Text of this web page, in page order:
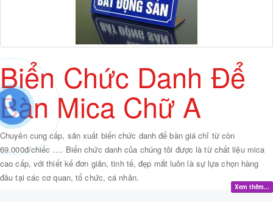
Biển Chức Danh Để
Bàn Mica Chữ A
Chuyên cung cấp, sản xuất biển chức danh để bàn giá chỉ từ còn
69.000đ/chiếc …. Biển chức danh của chúng tôi được là từ chất liệu mica
cao cấp, với thiết kế đơn giản, tinh tế, đẹp mắt luôn là sự lựa chọn hàng
đầu tại các cơ quan, tổ chức, cá nhân.
Xem thêm...